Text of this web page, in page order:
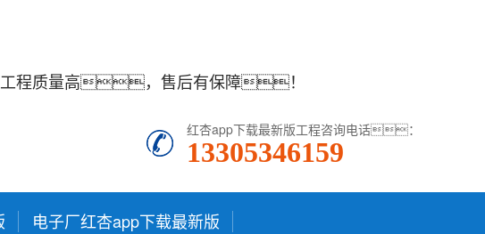
程质量高，售后有保障！
红杏app下载最新版工程咨询电话：
13305346159
电子厂红杏app下载最新版